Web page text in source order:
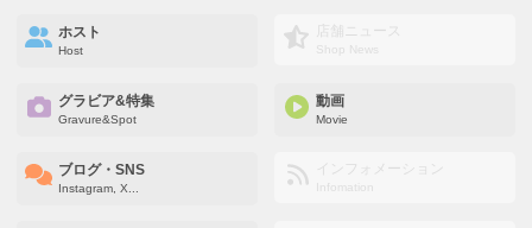
ホスト
Host
店舗ニュース
Shop News
グラビア&特集
Gravure&Spot
動画
Movie
ブログ・SNS
Instagram, X...
インフォメーション
Infomation